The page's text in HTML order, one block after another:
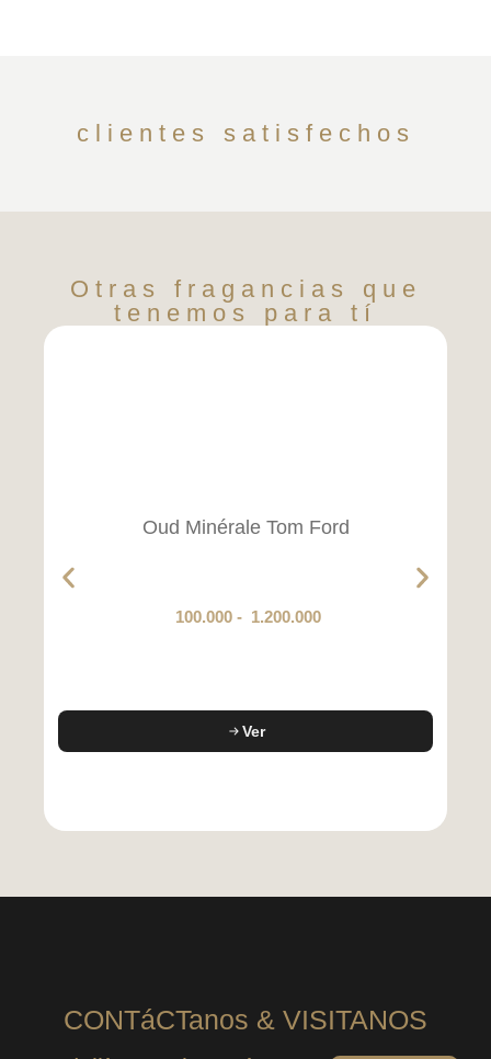
clientes satisfechos
Otras fragancias que
tenemos para tí
Oud Minérale Tom Ford
100.000 - 1.200.000
Ver
CONTáCTanos & VISITANOS